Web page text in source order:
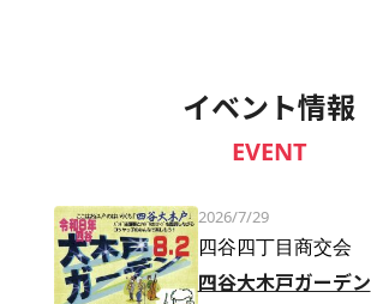
イベント情報
EVENT
2026/7/29
四谷四丁目商交会
四谷大木戸ガーデン